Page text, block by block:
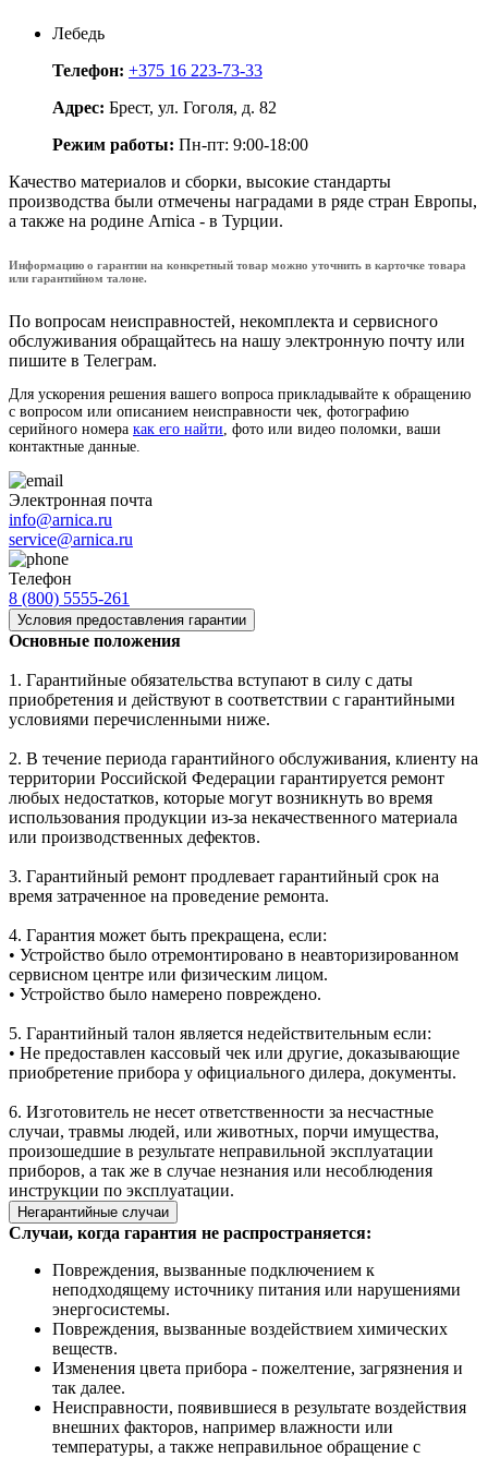
Лебедь
Телефон: +375 16 223-73-33
Адрес: Брест, ул. Гоголя, д. 82
Режим работы: Пн-пт: 9:00-18:00
Качество материалов и сборки, высокие стандарты
производства были отмечены наградами в ряде стран Европы,
а также на родине Arnica - в Турции.
Информацию о гарантии на конкретный товар можно уточнить в карточке товара
или гарантийном талоне.
По вопросам неисправностей, некомплекта и сервисного
обслуживания обращайтесь на нашу электронную почту или
пишите в Телеграм.
Для ускорения решения вашего вопроса прикладывайте к обращению
с вопросом или описанием неисправности чек, фотографию
серийного номера как его найти, фото или видео поломки, ваши
контактные данные.
Электронная почта
info@arnica.ru
service@arnica.ru
Телефон
8 (800) 5555-261
Условия предоставления гарантии
Основные положения
1. Гарантийные обязательства вступают в силу с даты
приобретения и действуют в соответствии с гарантийными
условиями перечисленными ниже.
2. В течение периода гарантийного обслуживания, клиенту на
территории Российской Федерации гарантируется ремонт
любых недостатков, которые могут возникнуть во время
использования продукции из-за некачественного материала
или производственных дефектов.
3. Гарантийный ремонт продлевает гарантийный срок на
время затраченное на проведение ремонта.
4. Гарантия может быть прекращена, если:
• Устройство было отремонтировано в неавторизированном
сервисном центре или физическим лицом.
• Устройство было намерено повреждено.
5. Гарантийный талон является недействительным если:
• Не предоставлен кассовый чек или другие, доказывающие
приобретение прибора у официального дилера, документы.
6. Изготовитель не несет ответственности за несчастные
случаи, травмы людей, или животных, порчи имущества,
произошедшие в результате неправильной эксплуатации
приборов, а так же в случае незнания или несоблюдения
инструкции по эксплуатации.
Негарантийные случаи
Случаи, когда гарантия не распространяется:
Повреждения, вызванные подключением к
неподходящему источнику питания или нарушениями
энергосистемы.
Повреждения, вызванные воздействием химических
веществ.
Изменения цвета прибора - пожелтение, загрязнения и
так далее.
Неисправности, появившиеся в результате воздействия
внешних факторов, например влажности или
температуры, а также неправильное обращение с